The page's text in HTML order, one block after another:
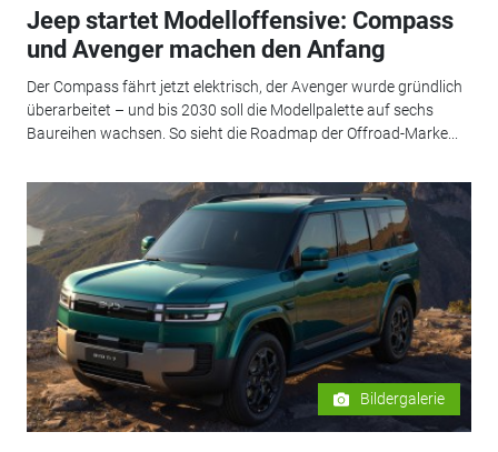
Jeep startet Modelloffensive: Compass
und Avenger machen den Anfang
Der Compass fährt jetzt elektrisch, der Avenger wurde gründlich
überarbeitet – und bis 2030 soll die Modellpalette auf sechs
Baureihen wachsen. So sieht die Roadmap der Offroad-Marke...
Bildergalerie